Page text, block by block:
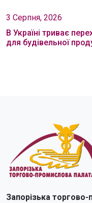
3 Серпня, 2026
В Україні триває
для будівельної
Запорізька